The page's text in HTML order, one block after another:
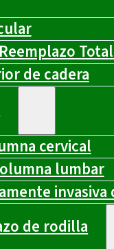
de cadera
cervical
lumbar
de rodilla